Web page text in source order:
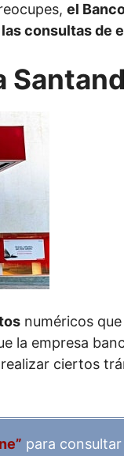
el
consultas de
numéricos que
la empresa
ciertos
para